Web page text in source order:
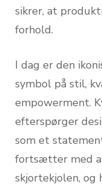
sikrer, at
forhold.
I dag er den
symbol på stil,
empowerment.
efterspørger
som et
fortsætter med
skjortekjolen, og